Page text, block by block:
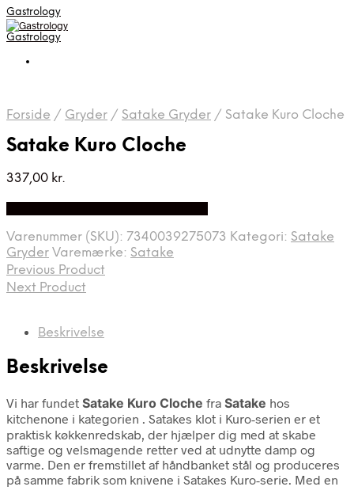
Gastrology
Gastrology
Forside / Gryder / Satake Gryder / Satake Kuro Cloche
Satake Kuro Cloche
337,00 kr.
Varenummer (SKU): 7340039275073 Kategori: Satake
Gryder Varemærke: Satake
Previous Product
Next Product
Beskrivelse
Beskrivelse
Vi har fundet Satake Kuro Cloche fra Satake hos
kitchenone i kategorien . Satakes klot i Kuro-serien er et
praktisk køkkenredskab, der hjælper dig med at skabe
saftige og velsmagende retter ved at udnytte damp og
varme. Den er fremstillet af håndbanket stål og produceres
på samme fabrik som knivene i Satakes Kuro-serie. Med en